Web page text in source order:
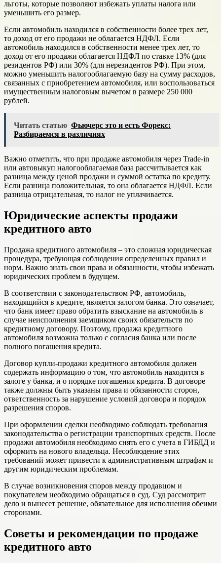
льготы, которые позволяют избежать уплаты налога или
уменьшить его размер.
Если автомобиль находился в собственности более трех лет,
то доход от его продажи не облагается НДФЛ. Если
автомобиль находился в собственности менее трех лет, то
доход от его продажи облагается НДФЛ по ставке 13% (для
резидентов РФ) или 30% (для нерезидентов РФ). При этом,
можно уменьшить налогооблагаемую базу на сумму расходов,
связанных с приобретением автомобиля, или воспользоваться
имущественным налоговым вычетом в размере 250 000
рублей.
Читать статью Фьючерс это и есть Форекс:
Разбираемся в различиях
Важно отметить, что при продаже автомобиля через Trade-in
или автовыкуп налогооблагаемая база рассчитывается как
разница между ценой продажи и суммой остатка по кредиту.
Если разница положительная, то она облагается НДФЛ. Если
разница отрицательная, то налог не уплачивается.
Юридические аспекты продажи
кредитного авто
Продажа кредитного автомобиля – это сложная юридическая
процедура, требующая соблюдения определенных правил и
норм. Важно знать свои права и обязанности, чтобы избежать
юридических проблем в будущем.
В соответствии с законодательством РФ, автомобиль,
находящийся в кредите, является залогом банка. Это означает,
что банк имеет право обратить взыскание на автомобиль в
случае неисполнения заемщиком своих обязательств по
кредитному договору. Поэтому, продажа кредитного
автомобиля возможна только с согласия банка или после
полного погашения кредита.
Договор купли-продажи кредитного автомобиля должен
содержать информацию о том, что автомобиль находится в
залоге у банка, и о порядке погашения кредита. В договоре
также должны быть указаны права и обязанности сторон,
ответственность за нарушение условий договора и порядок
разрешения споров.
При оформлении сделки необходимо соблюдать требования
законодательства о регистрации транспортных средств. После
продажи автомобиля необходимо снять его с учета в ГИБДД и
оформить на нового владельца. Несоблюдение этих
требований может привести к административным штрафам и
другим юридическим проблемам.
В случае возникновения споров между продавцом и
покупателем необходимо обращаться в суд. Суд рассмотрит
дело и вынесет решение, обязательное для исполнения обеими
сторонами.
Советы и рекомендации по продаже
кредитного авто